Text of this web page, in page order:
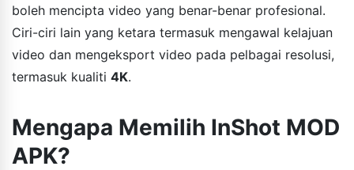
boleh mencipta video yang benar-benar profesional.
Ciri-ciri lain yang ketara termasuk mengawal kelajuan
video dan mengeksport video pada pelbagai resolusi,
termasuk kualiti 4K.
Mengapa Memilih InShot MOD
APK?